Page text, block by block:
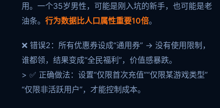
用。一个35岁男性，可能是刚入坑的新手，也可能是老
油条。 行为数据比人口属性重要10倍。
❌ 错误2：所有优惠券设成“通用券” → 没有使用限制，
谁都领，结果变成“全民福利”，价值感暴跌。
> ✅ 正确做法：设置“仅限首次充值”“仅限某游戏类型”
“仅限非活跃用户”，才能控制成本。